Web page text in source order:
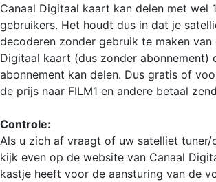
Canaal Digitaal kaart kan delen met wel
gebruikers. Het houdt dus in dat je
decoderen zonder gebruik te maken van
Digitaal kaart (dus zonder abonnement)
abonnement kan delen. Dus gratis of
de prijs naar FILM1 en andere betaal
Controle:
Als u zich af vraagt of uw satelliet tuner/
kijk even op de website van Canaal
kastje heeft voor de aansturing van de